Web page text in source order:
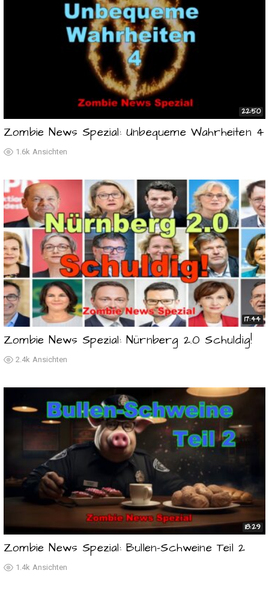
22:50
1.6k Ansichten
Zombie News Spezial: Unbequeme Wahrheiten 4
17:44
2.4k Ansichten
Zombie News Spezial: Nürnberg 2.0 Schuldig!
18:29
1.4k Ansichten
Zombie News Spezial: Bullen-Schweine Teil 2